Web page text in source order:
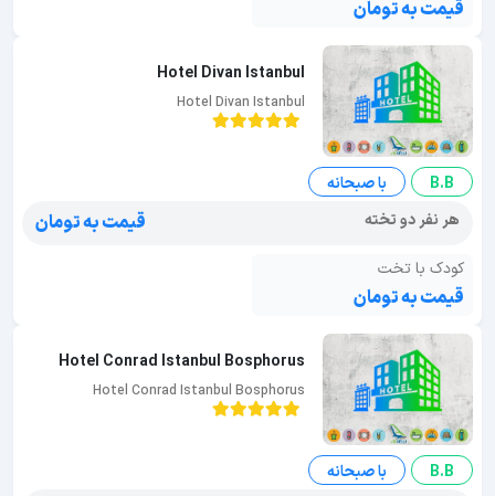
قیمت به تومان
Hotel Divan Istanbul
Hotel Divan Istanbul
B.B
با صبحانه
هر نفر دو تخته
قیمت به تومان
کودک با تخت
قیمت به تومان
Hotel Conrad Istanbul Bosphorus
Hotel Conrad Istanbul Bosphorus
B.B با صبحانه